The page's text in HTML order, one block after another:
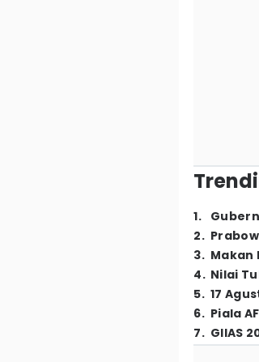
1.
2.
3. Makan
4. Nilai
5. 17
6. Piala
7. GIIAS